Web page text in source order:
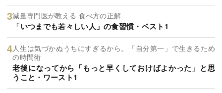
減量専門医が教える 食べ方の正解
「いつまでも若々しい人」の食習慣・ベスト1
人生は気づかぬうちにすぎるから。「自分第一」で生きるため
の時間術
老後になってから「もっと早くしておけばよかった」と思
うこと・ワースト1